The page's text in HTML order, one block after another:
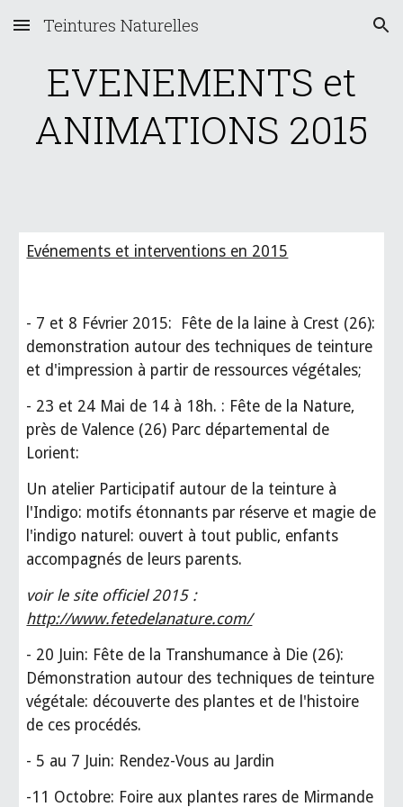
Skip to main content Skip to navigation
Teintures Naturelles
EVENEMENTS et
ANIMATIONS 2015
Evénements et interventions en 2015
- 7 et 8 Février 2015: Fête de la laine à Crest (26):
demonstration autour des techniques de teinture
et d'impression à partir de ressources végétales;
- 23 et 24 Mai de 14 à 18h. : Fête de la Nature,
près de Valence (26) Parc départemental de
Lorient:
Un atelier Participatif autour de la teinture à
l'Indigo: motifs étonnants par réserve et magie de
l'indigo naturel: ouvert à tout public, enfants
accompagnés de leurs parents.
voir le site officiel 2015 :
http://www.fetedelanature.com/
- 20 Juin: Fête de la Transhumance à Die (26):
Démonstration autour des techniques de teinture
végétale: découverte des plantes et de l'histoire
de ces procédés.
- 5 au 7 Juin: Rendez-Vous au Jardin
-11 Octobre: Foire aux plantes rares de Mirmande